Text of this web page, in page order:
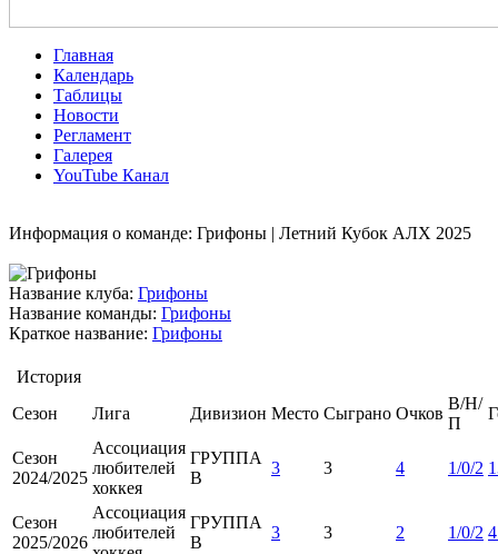
Главная
Календарь
Таблицы
Новости
Регламент
Галерея
YouTube Канал
Информация о команде: Грифоны | Летний Кубок АЛХ 2025
Название клуба: Грифоны
Название команды: Грифоны
Краткое название: Грифоны
История
Сезон
Лига Дивизион Место Сыграно Очков
В/Н/
П
Сезон
2024/2025
Ассоциация
любителей
хоккея
ГРУППА
B
3 3 4 1/0/2
Сезон
2025/2026
Ассоциация
любителей
ГРУППА
B
3 3 2 1/0/2